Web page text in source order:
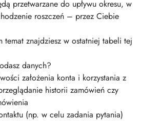
przetwarzane do upływu okresu, w
roszczeń – przez Ciebie
znajdziesz w ostatniej tabeli tej
danych?
założenia konta i korzystania z
historii zamówień czy
(np. w celu zadania pytania)